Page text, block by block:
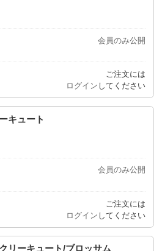
会員のみ公開
ご注文には
ログイン してください
キュート
会員のみ公開
ご注文には
ログイン してください
リーキュート/ブロッサム